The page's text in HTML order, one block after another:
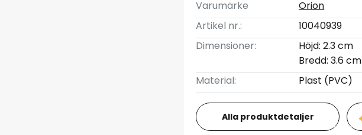
Varumärke
Orion
Artikel nr.:
10040939
Dimensioner:
Höjd: 2.3 cm
Bredd: 3.6 cm
Material:
Plast (PVC)
Alla produktdetaljer